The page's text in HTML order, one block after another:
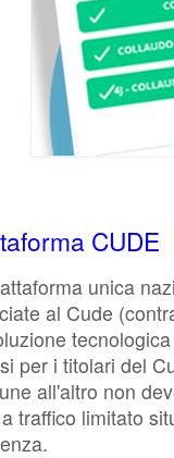
CUDE
unica
al Cude
per i titolari del
all'altro non
traffico limitato